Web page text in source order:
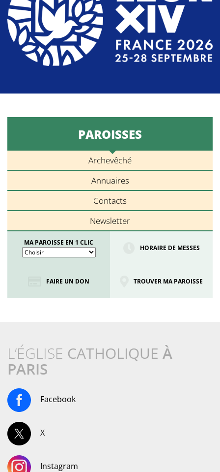
PAROISSES
Archevêché
Annuaires
Contacts
Newsletter
MA PAROISSE EN 1 CLIC
HORAIRE DE MESSES
FAIRE UN DON TROUVER MA PAROISSE
L’ÉGLISE CATHOLIQUE À
PARIS
Facebook
X
Instagram